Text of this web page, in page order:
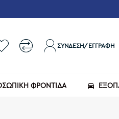
ΣΎΝΔΕΣΗ/ΕΓΓΡΑΦΉ
ΦΡΟΝΤΙΔΑ